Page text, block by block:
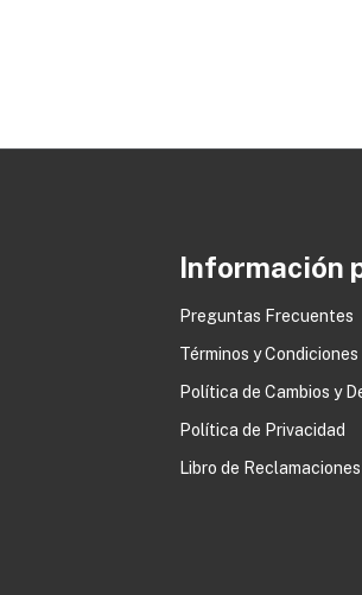
Información
Preguntas Frecuentes
Términos y Condiciones
Política de Cambios y
Política de Privacidad
Libro de Reclamaciones